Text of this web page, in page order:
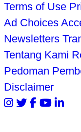
Terms of Use
Ad Choices
Newsletters
Tentang Kami
Pedoman
Disclaimer